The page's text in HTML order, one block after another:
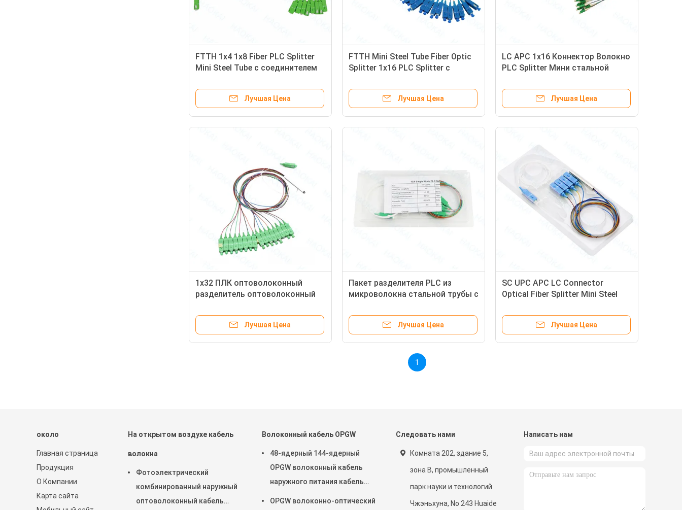
FTTH 1x4 1x8 Fiber PLC Splitter
Mini Steel Tube с соединителем
Лучшая Цена
FTTH Mini Steel Tube Fiber Optic
Splitter 1x16 PLC Splitter с
Лучшая Цена
LC APC 1x16 Коннектор Волокно
PLC Splitter Мини стальной
Splitter
Лучшая Цена
1x32 ПЛК оптоволоконный
разделитель оптоволоконный
Лучшая Цена
Пакет разделителя PLC из
микроволокна стальной трубы с
Лучшая Цена
SC UPC APC LC Connector
Optical Fiber Splitter Mini Steel
(Подключатель оптического
волокна для разделения
Лучшая Цена
1
около
Главная страница
Продукция
О Компании
Карта сайта
На открытом воздухе кабель
волокна
Фотоэлектрический
комбинированный наружный
оптоволоконный кабель
Волоконный кабель OPGW
48-ядерный 144-ядерный
OPGW волоконный кабель
наружного питания кабель
OPGW волоконно-оптический
Следовать нами
Комната 202, здание 5,
зона B, промышленный
парк науки и технологий
Чжэньхуна, No 243 Huaide
Написать нам